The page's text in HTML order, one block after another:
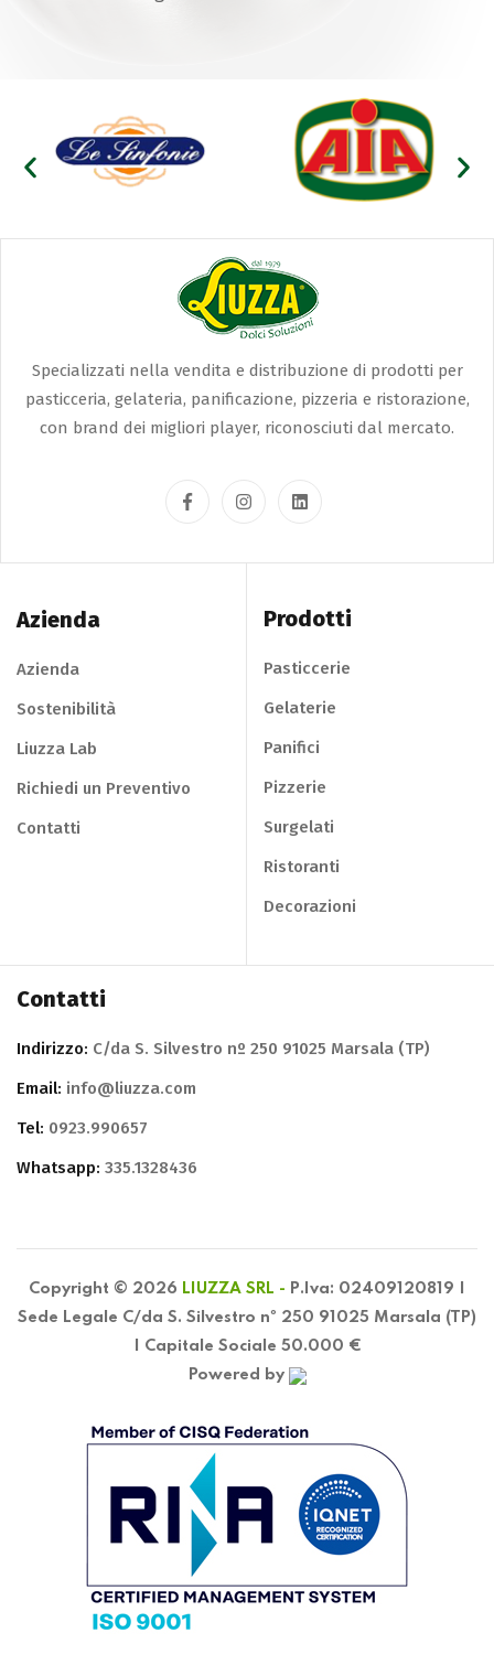
Specializzati nella vendita e distribuzione di prodotti per
pasticceria, gelateria, panificazione, pizzeria e ristorazione,
con brand dei migliori player, riconosciuti dal mercato.
Azienda
Azienda
Sostenibilità
Liuzza Lab
Richiedi un Preventivo
Contatti
Prodotti
Pasticcerie
Gelaterie
Panifici
Pizzerie
Surgelati
Ristoranti
Decorazioni
Contatti
Indirizzo: C/da S. Silvestro nº 250 91025 Marsala (TP)
Email: info@liuzza.com
Tel: 0923.990657
Whatsapp: 335.1328436
Copyright © 2026 LIUZZA SRL - P.Iva: 02409120819 |
Sede Legale C/da S. Silvestro nº 250 91025 Marsala (TP)
| Capitale Sociale 50.000 €
Powered by